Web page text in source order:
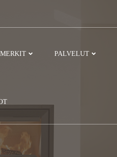
MERKIT PALVELUT